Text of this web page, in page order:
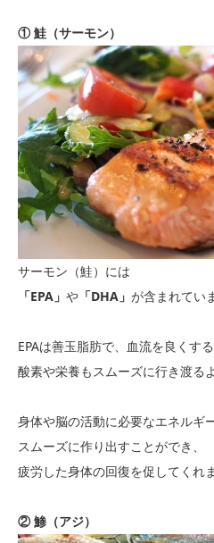
① 鮭（サーモン）
サーモン（鮭）には
「EPA」 や 「DHA」 が含まれてい
EPAは善玉脂肪で、血流を良くする
酸素や栄養もスムーズに行き渡る
身体や脳の活動に必要なエネルギ
スムーズに作り出すことができ、
疲労した身体の回復を促してくれま
② 鯵（アジ）